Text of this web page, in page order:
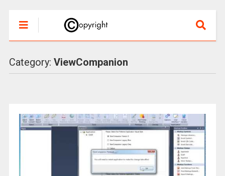
Category: ViewCompanion